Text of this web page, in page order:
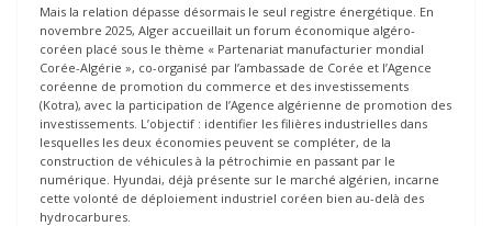
Mais la relation dépasse désormais le seul registre énergétique. En
novembre 2025, Alger accueillait un forum économique algéro-
coréen placé sous le thème « Partenariat manufacturier mondial
Corée-Algérie », co-organisé par l’ambassade de Corée et l’Agence
coréenne de promotion du commerce et des investissements
(Kotra), avec la participation de l’Agence algérienne de promotion des
investissements. L’objectif : identifier les filières industrielles dans
lesquelles les deux économies peuvent se compléter, de la
construction de véhicules à la pétrochimie en passant par le
numérique. Hyundai, déjà présente sur le marché algérien, incarne
cette volonté de déploiement industriel coréen bien au-delà des
hydrocarbures.